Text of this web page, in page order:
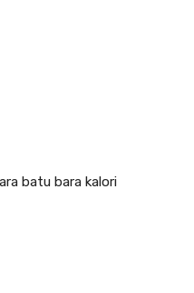
batu bara kalori